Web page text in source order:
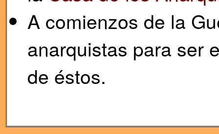
A comienzos de la
anarquistas para ser
de éstos.